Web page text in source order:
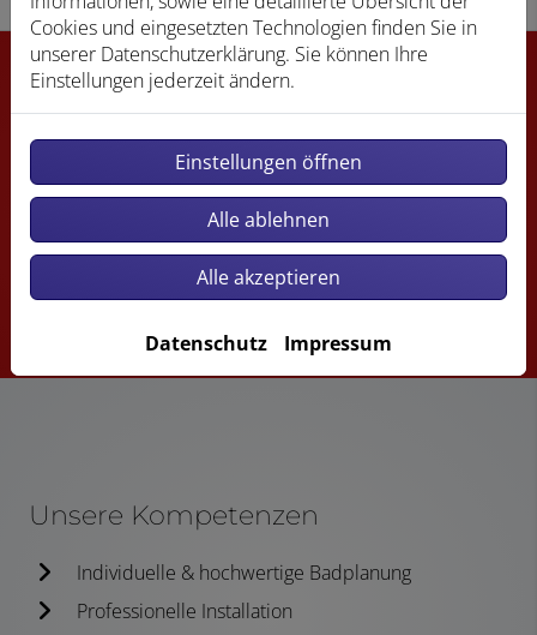
Jetzt ganz einfach und bequem online Termine
anfragen!
Termin vereinbaren
Unsere Kompetenzen
Individuelle & hochwertige Badplanung
Professionelle Installation
Cookies und eingesetzten Technologien finden Sie in
unserer Datenschutzerklärung. Sie können Ihre
Einstellungen jederzeit ändern.
Einstellungen öffnen
Alle ablehnen
Alle akzeptieren
Datenschutz Impressum